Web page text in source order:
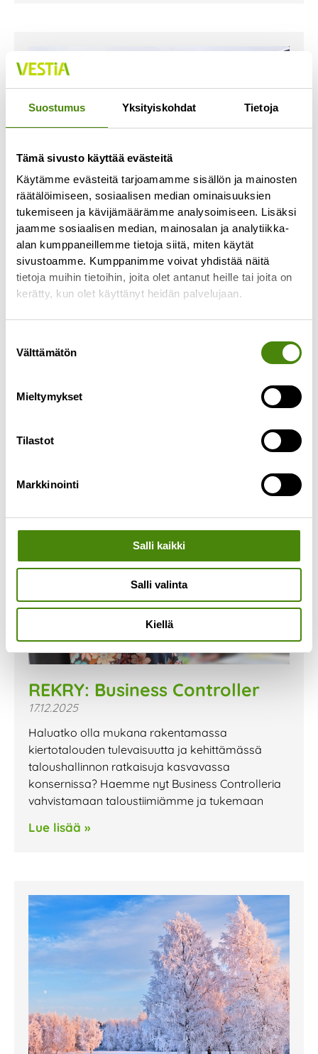
Suostumus Yksityiskohdat Tietoja
Tämä sivusto käyttää evästeitä
Käytämme evästeitä tarjoamamme sisällön ja mainosten
räätälöimiseen, sosiaalisen median ominaisuuksien
tukemiseen ja kävijämäärämme analysoimiseen. Lisäksi
jaamme sosiaalisen median, mainosalan ja analytiikka-
alan kumppaneillemme tietoja siitä, miten käytät
sivustoamme. Kumppanimme voivat yhdistää näitä
tietoja muihin tietoihin, joita olet antanut heille tai joita on
kerätty, kun olet käyttänyt heidän palvelujaan.
valinta
Välttämätön
Mieltymykset
Tilastot
Markkinointi
Salli kaikki
Salli valinta
Kiellä
Lajittelupihojen pakkasraja
-25 °C
5.1.2026
Turvallisuuden ja laitteiden toimivuuden
lajittelupihoillamme pakkasrajaa -25 °C. Kun
lajittelupiha suljetaan tilapäisesti. Sulkeminen
REKRY: Business Controller
17.12.2025
Haluatko olla mukana rakentamassa
kiertotalouden tulevaisuutta ja kehittämässä
taloushallinnon ratkaisuja kasvavassa
konsernissa? Haemme nyt Business Controlleria
vahvistamaan taloustiimiämme ja tukemaan
Lue lisää »